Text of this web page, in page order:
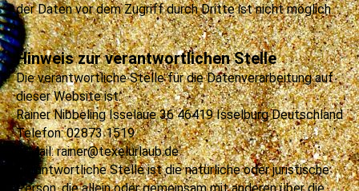
der Daten vor dem Zugriff durch Dritte ist nicht möglich.
Hinweis zur verantwortlichen Stelle
Die verantwortliche Stelle für die Datenverarbeitung auf
dieser Website ist:
Rainer Nibbeling Isselaue 36 46419 Isselburg Deutschland
Telefon: 02873 1519
E-Mail: rainer@texelurlaub.de
Verantwortliche Stelle ist die natürliche oder juristische